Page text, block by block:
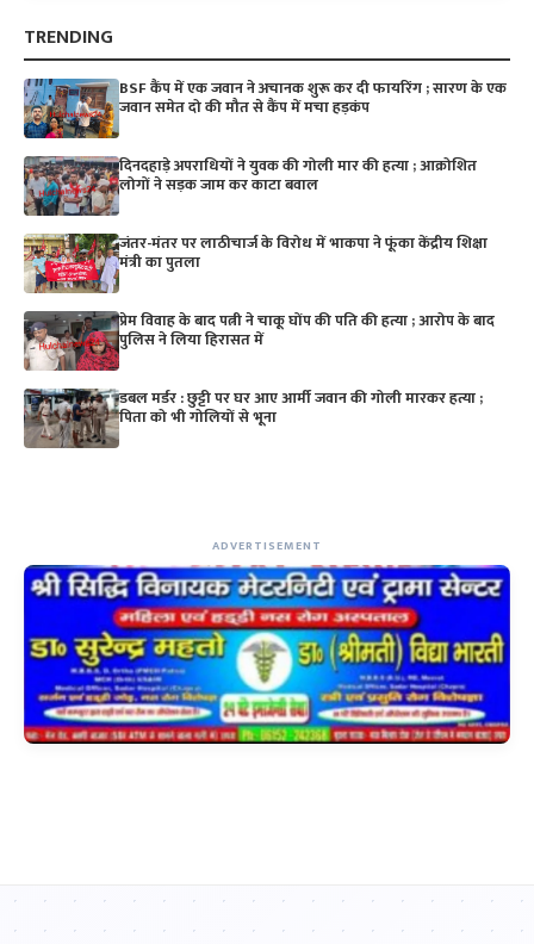
TRENDING
BSF कैंप में एक जवान ने अचानक शुरू कर दी फायरिंग ; सारण के एक
जवान समेत दो की मौत से कैंप में मचा हड़कंप
दिनदहाड़े अपराधियों ने युवक की गोली मार की हत्या ; आक्रोशित
लोगों ने सड़क जाम कर काटा बवाल
जंतर-मंतर पर लाठीचार्ज के विरोध में भाकपा ने फूंका केंद्रीय शिक्षा
मंत्री का पुतला
प्रेम विवाह के बाद पत्नी ने चाकू घोंप की पति की हत्या ; आरोप के बाद
पुलिस ने लिया हिरासत में
डबल मर्डर : छुट्टी पर घर आए आर्मी जवान की गोली मारकर हत्या ;
पिता को भी गोलियों से भूना
ADVERTISEMENT